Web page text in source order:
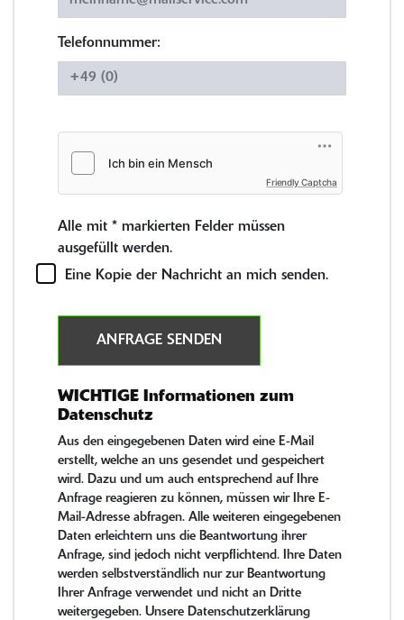
Telefonnummer:
Friendly Captcha
Alle mit * markierten Felder müssen
ausgefüllt werden.
Eine Kopie der Nachricht an mich senden.
ANFRAGE SENDEN
WICHTIGE Informationen zum
Datenschutz
Aus den eingegebenen Daten wird eine E-Mail
erstellt, welche an uns gesendet und gespeichert
wird. Dazu und um auch entsprechend auf Ihre
Anfrage reagieren zu können, müssen wir Ihre E-
Mail-Adresse abfragen. Alle weiteren eingegebenen
Daten erleichtern uns die Beantwortung ihrer
Anfrage, sind jedoch nicht verpflichtend. Ihre Daten
werden selbstverständlich nur zur Beantwortung
Ihrer Anfrage verwendet und nicht an Dritte
weitergegeben. Unsere Datenschutzerklärung